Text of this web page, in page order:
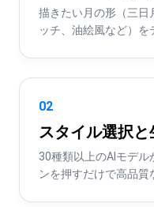
描きたい月の形（三日
ッチ、油絵風など）を
02
スタイル選択と
30種類以上のAIモデル
ンを押すだけで高品質